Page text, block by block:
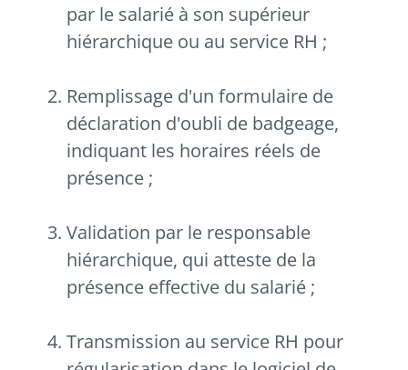
par le salarié à son supérieur
hiérarchique ou au service RH ;
Remplissage d'un formulaire de
déclaration d'oubli de badgeage,
indiquant les horaires réels de
présence ;
Validation par le responsable
hiérarchique, qui atteste de la
présence effective du salarié ;
Transmission au service RH pour